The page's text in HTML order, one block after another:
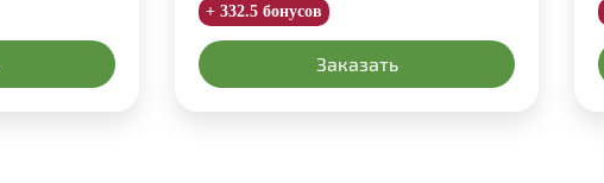
+ 332.5 бонусов
Заказать